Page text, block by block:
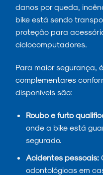
danos por queda,
bike está sendo
proteção para
ciclocomputadores.
Para maior segurança,
complementares
disponíveis são:
Roubo e furto
onde a bike está
segurado.
Acidentes pessoais:
odontológicas em